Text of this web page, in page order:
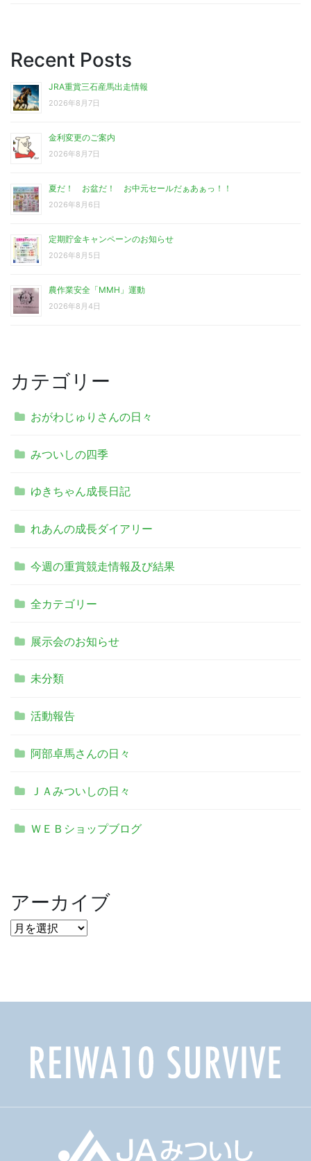
Recent Posts
JRA重賞三石産馬出走情報
2026年8月7日
金利変更のご案内
2026年8月7日
夏だ！ お盆だ！ お中元セールだぁあぁっ！！
2026年8月6日
定期貯金キャンペーンのお知らせ
2026年8月5日
農作業安全「MMH」運動
2026年8月4日
カテゴリー
おがわじゅりさんの日々
みついしの四季
ゆきちゃん成長日記
れあんの成長ダイアリー
今週の重賞競走情報及び結果
全カテゴリー
展示会のお知らせ
未分類
活動報告
阿部卓馬さんの日々
ＪＡみついしの日々
ＷＥＢショップブログ
アーカイブ
ア